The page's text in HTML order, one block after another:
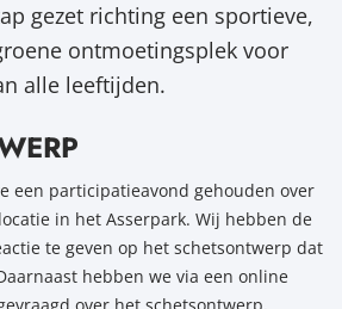
gezet richting een sportieve,
ontmoetingsplek voor
alle leeftijden.
een participatieavond gehouden over
in het Asserpark. Wij hebben de
te geven op het schetsontwerp dat
hebben we via een online